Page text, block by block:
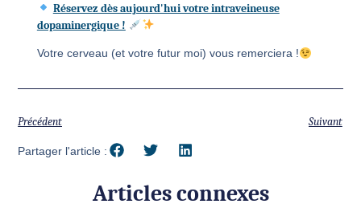
Réservez dès aujourd'hui votre intraveineuse
dopaminergique !
Votre cerveau (et votre futur moi) vous remerciera !
Précédent Suivant
Partager l'article :
Articles connexes